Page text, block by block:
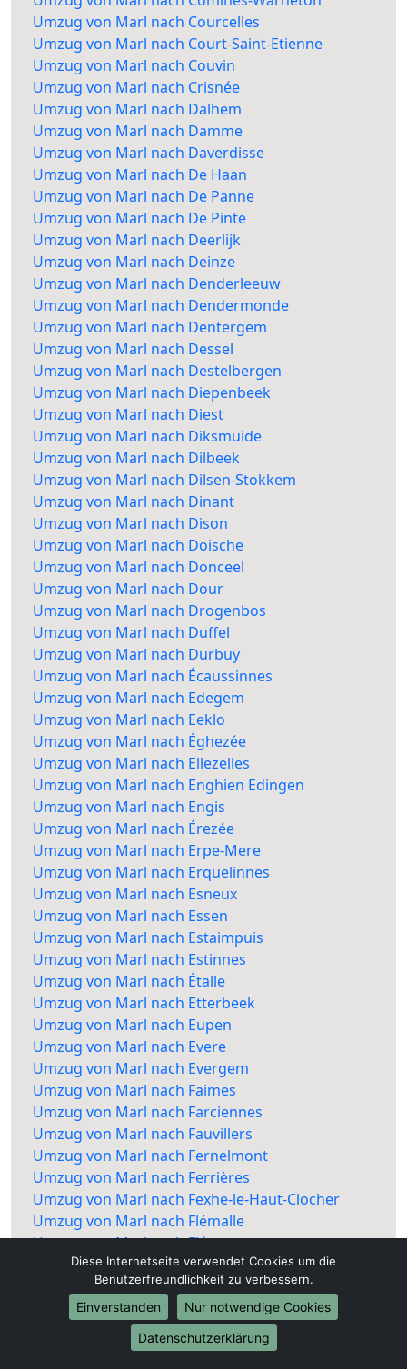
Umzug von Marl nach Courcelles
Umzug von Marl nach Court-Saint-Etienne
Umzug von Marl nach Couvin
Umzug von Marl nach Crisnée
Umzug von Marl nach Dalhem
Umzug von Marl nach Damme
Umzug von Marl nach Daverdisse
Umzug von Marl nach De Haan
Umzug von Marl nach De Panne
Umzug von Marl nach De Pinte
Umzug von Marl nach Deerlijk
Umzug von Marl nach Deinze
Umzug von Marl nach Denderleeuw
Umzug von Marl nach Dendermonde
Umzug von Marl nach Dentergem
Umzug von Marl nach Dessel
Umzug von Marl nach Destelbergen
Umzug von Marl nach Diepenbeek
Umzug von Marl nach Diest
Umzug von Marl nach Diksmuide
Umzug von Marl nach Dilbeek
Umzug von Marl nach Dilsen-Stokkem
Umzug von Marl nach Dinant
Umzug von Marl nach Dison
Umzug von Marl nach Doische
Umzug von Marl nach Donceel
Umzug von Marl nach Dour
Umzug von Marl nach Drogenbos
Umzug von Marl nach Duffel
Umzug von Marl nach Durbuy
Umzug von Marl nach Écaussinnes
Umzug von Marl nach Edegem
Umzug von Marl nach Eeklo
Umzug von Marl nach Éghezée
Umzug von Marl nach Ellezelles
Umzug von Marl nach Enghien Edingen
Umzug von Marl nach Engis
Umzug von Marl nach Érezée
Umzug von Marl nach Erpe-Mere
Umzug von Marl nach Erquelinnes
Umzug von Marl nach Esneux
Umzug von Marl nach Essen
Umzug von Marl nach Estaimpuis
Umzug von Marl nach Estinnes
Umzug von Marl nach Étalle
Umzug von Marl nach Etterbeek
Umzug von Marl nach Eupen
Umzug von Marl nach Evere
Umzug von Marl nach Evergem
Umzug von Marl nach Faimes
Umzug von Marl nach Farciennes
Umzug von Marl nach Fauvillers
Umzug von Marl nach Fernelmont
Umzug von Marl nach Ferrières
Umzug von Marl nach Fexhe-le-Haut-Clocher
Umzug von Marl nach Flémalle
Umzug von Marl nach Fléron
Umzug von Marl nach Fleurus
Umzug von Marl nach Flobecq
Umzug von Marl nach Floreffe
Umzug von Marl nach Florennes
Umzug von Marl nach Florenville
Diese Internetseite verwendet Cookies um die
Benutzerfreundlichkeit zu verbessern.
Einverstanden
Nur notwendige Cookies
Datenschutzerklärung